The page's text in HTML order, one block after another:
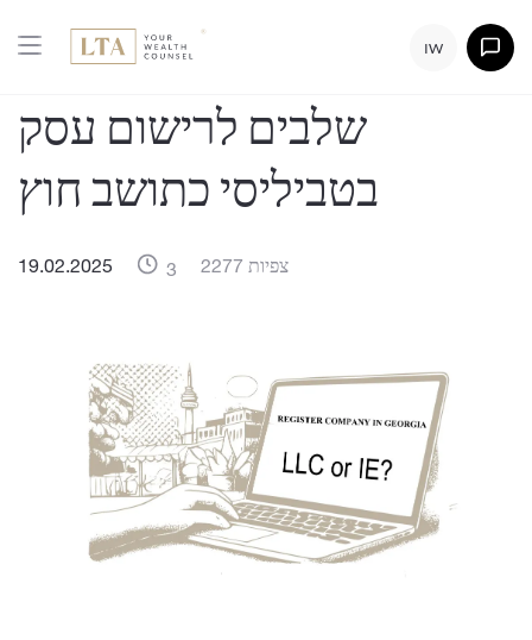
IW
שלבים לרישום עסק
בטביליסי כתושב חוץ
19.02.2025 3 2277 צפיות